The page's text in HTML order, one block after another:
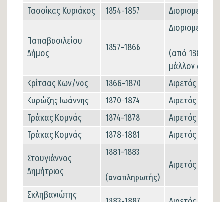
Τασσίκας Κυριάκος 1854-1857 Διορισμένος
Παπαβασιλείου
Δήμος
1857-1866
Διορισμένος
(από 1864-
μάλλον
Κρίτσας Κων/νος
1866-1870
Αιρετός
Κυρώζης Ιωάννης
1870-1874
Αιρετός
Τράκας Κομνάς
1874-1878
Αιρετός
Τράκας Κομνάς
1878-1881 Αιρετός
Στουγιάννος
Δημήτριος
1881-1883
(αναπληρωτής)
Αιρετός
Σκληβανιώτης